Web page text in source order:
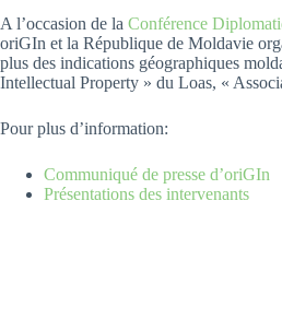
A l’occasion de la Conférence
oriGIn et la République de Moldavie
plus des indications géographiques
Intellectual Property » du Loas, «
Pour plus d’information:
Communiqué de presse d’oriGIn
Présentations des intervenants